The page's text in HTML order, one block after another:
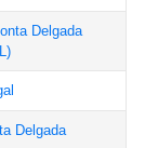
Delgada
Delgada